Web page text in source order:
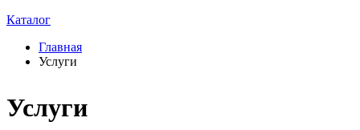
Каталог
Главная
Услуги
Услуги